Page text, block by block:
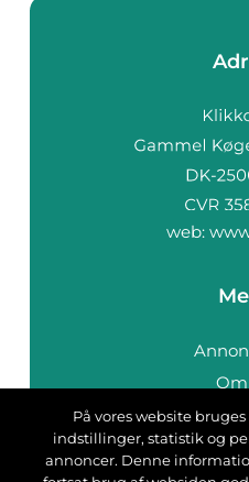
web:
Om
På vores website
indstillinger, statistik og
annoncer. Denne